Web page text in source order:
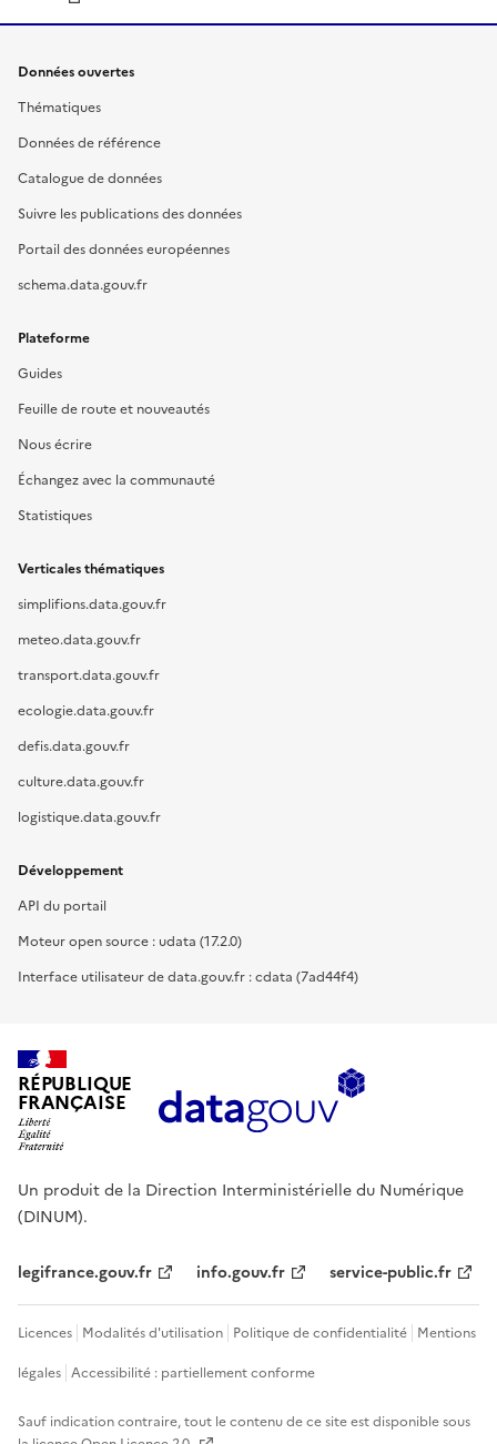
Données ouvertes
Thématiques
Données de référence
Catalogue de données
Suivre les publications des données
Portail des données européennes
schema.data.gouv.fr
Plateforme
Guides
Feuille de route et nouveautés
Nous écrire
Échangez avec la communauté
Statistiques
Verticales thématiques
simplifions.data.gouv.fr
meteo.data.gouv.fr
transport.data.gouv.fr
ecologie.data.gouv.fr
defis.data.gouv.fr
culture.data.gouv.fr
logistique.data.gouv.fr
Développement
API du portail
Moteur open source : udata (17.2.0)
Interface utilisateur de data.gouv.fr : cdata (7ad44f4)
RÉPUBLIQUE
FRANÇAISE
Un produit de la Direction Interministérielle du Numérique
(DINUM).
legifrance.gouv.fr info.gouv.fr service-public.fr
Licences Modalités d'utilisation Politique de confidentialité Mentions
légales Accessibilité : partiellement conforme
Sauf indication contraire, tout le contenu de ce site est disponible sous